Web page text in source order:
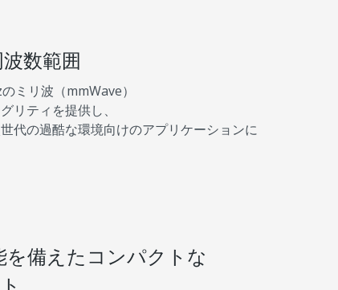
数範囲
ミリ波（mmWave）
リティを提供し、
代の過酷な環境向けのアプリケーションに
備えたコンパクトな